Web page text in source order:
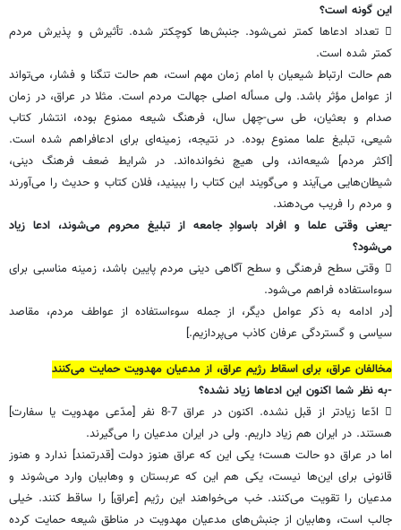
این گونه است؟
 تعداد ادعاها کمتر نمی‌شود. جنبش‌ها کوچکتر شده. تأثیرش و پذیرش مردم
کمتر شده است.
هم حالت ارتباط شیعیان با امام زمان مهم است، هم حالت تنگنا و فشار، می‌تواند
از عوامل مؤثر باشد. ولی مسأله اصلی جهالت مردم است. مثلا در عراق، در زمان
صدام و بعثیان، طی سی-چهل سال، فرهنگ شیعه ممنوع بوده، انتشار کتاب
شیعی، تبلیغ علما ممنوع بوده. در نتیجه، زمینه‌ای برای ادعافراهم شده است.
[اکثر مردم] شیعه‌اند، ولی هیچ نخوانده‌اند. در شرایط ضعف فرهنگ دینی،
شیطان‌هایی می‌آیند و می‌گویند این کتاب را ببینید، فلان کتاب و حدیث را می‌آورند
و مردم را فریب می‌دهند.
-یعنی وقتی علما و افراد باسوادِ جامعه از تبلیغ محروم می‌شوند، ادعا زیاد
می‌شود؟
 وقتی سطح فرهنگی و سطح آگاهی دینی مردم پایین باشد، زمینه مناسبی برای
سوءاستفاده فراهم می‌شود.
[در ادامه به ذکر عوامل دیگر، از جمله سوءاستفاده از عواطف مردم، مقاصد
سیاسی و گستردگی عرفان کاذب می‌پردازیم.]
مخالفان عراق، برای اسقاط رژیم عراق، از مدعیان مهدویت حمایت می‌کنند
-به نظر شما اکنون این ادعا‌ها زیاد نشده؟
 ادّعا زیادتر از قبل نشده. اکنون در عراق 7-8 نفر [مدّعی مهدویت یا سفارت]
هستند. در ایران هم زیاد داریم. ولی در ایران مدعیان را می‌گیرند.
اما در عراق دو حالت هست؛ یکی این که عراق هنوز دولت [قدرتمند] ندارد و هنوز
قانونی برای این‌ها نیست، یکی هم این که عربستان و وهابیان وارد می‌شوند و
مدعیان را تقویت می‌کنند. خب می‌خواهند این رژیم [عراق] را ساقط کنند. خیلی
جالب است، وهابیان از جنبش‌های مدعیان مهدویت در مناطق شیعه حمایت کرده